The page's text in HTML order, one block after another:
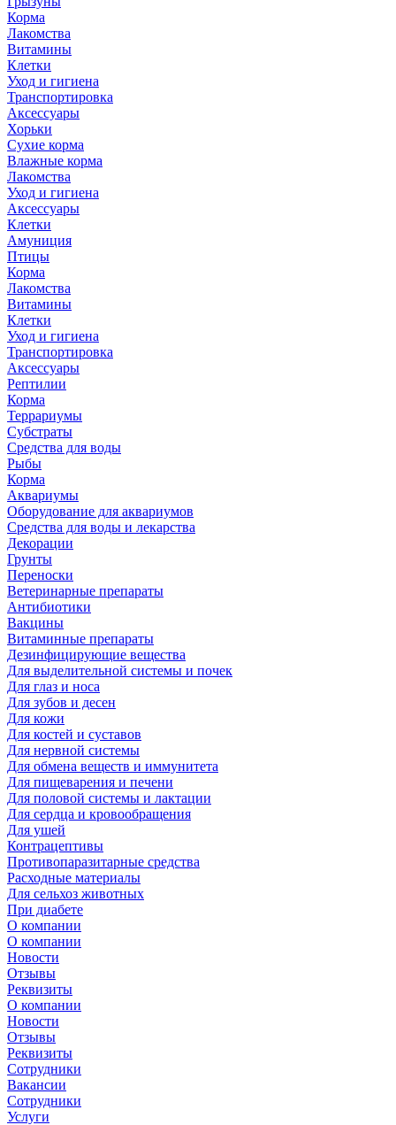
Корма
Лакомства
Витамины
Клетки
Уход и гигиена
Транспортировка
Аксессуары
Хорьки
Сухие корма
Влажные корма
Лакомства
Уход и гигиена
Аксессуары
Клетки
Амуниция
Птицы
Корма
Лакомства
Витамины
Клетки
Уход и гигиена
Транспортировка
Аксессуары
Рептилии
Корма
Террариумы
Субстраты
Средства для воды
Рыбы
Корма
Аквариумы
Оборудование для аквариумов
Средства для воды и лекарства
Декорации
Грунты
Переноски
Ветеринарные препараты
Антибиотики
Вакцины
Витаминные препараты
Дезинфицирующие вещества
Для выделительной системы и почек
Для глаз и носа
Для зубов и десен
Для кожи
Для костей и суставов
Для нервной системы
Для обмена веществ и иммунитета
Для пищеварения и печени
Для половой системы и лактации
Для сердца и кровообращения
Для ушей
Контрацептивы
Противопаразитарные средства
Расходные материалы
Для сельхоз животных
При диабете
О компании
О компании
Новости
Отзывы
Реквизиты
О компании
Новости
Отзывы
Реквизиты
Сотрудники
Вакансии
Сотрудники
Услуги